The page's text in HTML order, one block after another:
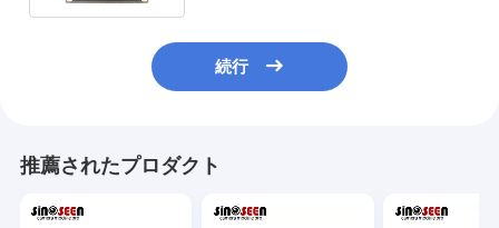
続行
推薦されたプロダクト